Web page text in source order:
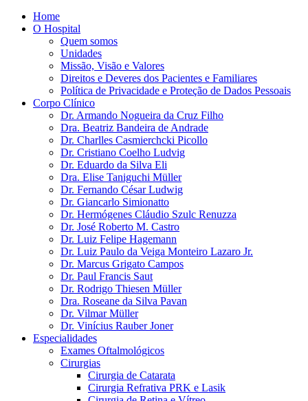
Home
O Hospital
Quem somos
Unidades
Missão, Visão e Valores
Direitos e Deveres dos Pacientes e Familiares
Política de Privacidade e Proteção de Dados Pessoais
Corpo Clínico
Dr. Armando Nogueira da Cruz Filho
Dra. Beatriz Bandeira de Andrade
Dr. Charlles Casmierchcki Picollo
Dr. Cristiano Coelho Ludvig
Dr. Eduardo da Silva Eli
Dra. Elise Taniguchi Müller
Dr. Fernando César Ludwig
Dr. Giancarlo Simionatto
Dr. Hermógenes Cláudio Szulc Renuzza
Dr. José Roberto M. Castro
Dr. Luiz Felipe Hagemann
Dr. Luiz Paulo da Veiga Monteiro Lazaro Jr.
Dr. Marcus Grigato Campos
Dr. Paul Francis Saut
Dr. Rodrigo Thiesen Müller
Dra. Roseane da Silva Pavan
Dr. Vilmar Müller
Dr. Vinícius Rauber Joner
Especialidades
Exames Oftalmológicos
Cirurgias
Cirurgia de Catarata
Cirurgia Refrativa PRK e Lasik